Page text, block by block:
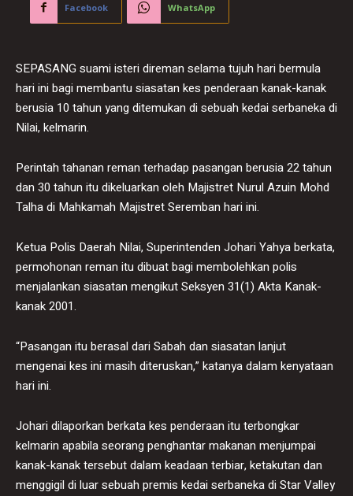
Facebook WhatsApp
SEPASANG suami isteri direman selama tujuh hari bermula
hari ini bagi membantu siasatan kes penderaan kanak-kanak
berusia 10 tahun yang ditemukan di sebuah kedai serbaneka di
Nilai, kelmarin.
Perintah tahanan reman terhadap pasangan berusia 22 tahun
dan 30 tahun itu dikeluarkan oleh Majistret Nurul Azuin Mohd
Talha di Mahkamah Majistret Seremban hari ini.
Ketua Polis Daerah Nilai, Superintenden Johari Yahya berkata,
permohonan reman itu dibuat bagi membolehkan polis
menjalankan siasatan mengikut Seksyen 31(1) Akta Kanak-
kanak 2001.
“Pasangan itu berasal dari Sabah dan siasatan lanjut
mengenai kes ini masih diteruskan,” katanya dalam kenyataan
hari ini.
Johari dilaporkan berkata kes penderaan itu terbongkar
kelmarin apabila seorang penghantar makanan menjumpai
kanak-kanak tersebut dalam keadaan terbiar, ketakutan dan
menggigil di luar sebuah premis kedai serbaneka di Star Valley